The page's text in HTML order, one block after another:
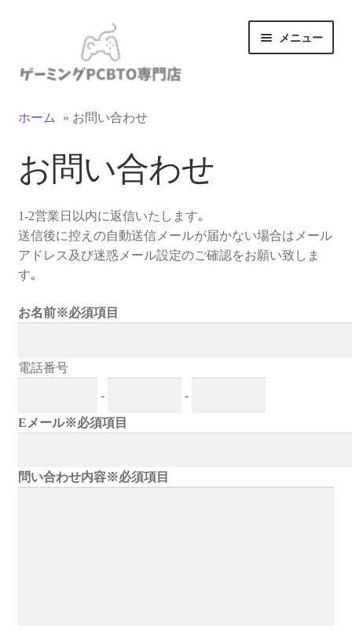
ゲ
ョ
へ
ス
プ
テ
へ
キ
ッ
メニュー
支払い
お買い物カゴ
お買い物ガイド
LINEでお問い合わせ
フルカスタマイズ相談
みんなのPC組立履歴
ご使用時にあたって
ホーム » お問い合わせ
お問い合わせ
1-2営業日以内に返信いたします｡
送信後に控えの自動送信メールが届かない場合はメール
アドレス及び迷惑メール設定のご確認をお願い致しま
す｡
お名前※必須項目
電話番号
- -
Eメール※必須項目
問い合わせ内容※必須項目